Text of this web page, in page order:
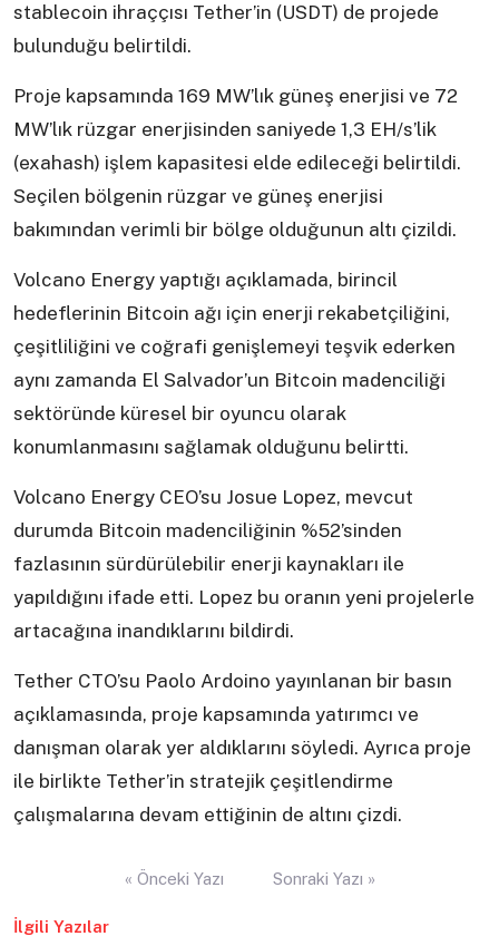
stablecoin ihraççısı Tether’in (USDT) de projede
bulunduğu belirtildi.
Proje kapsamında 169 MW’lık güneş enerjisi ve 72
MW’lık rüzgar enerjisinden saniyede 1,3 EH/s’lik
(exahash) işlem kapasitesi elde edileceği belirtildi.
Seçilen bölgenin rüzgar ve güneş enerjisi
bakımından verimli bir bölge olduğunun altı çizildi.
Volcano Energy yaptığı açıklamada, birincil
hedeflerinin Bitcoin ağı için enerji rekabetçiliğini,
çeşitliliğini ve coğrafi genişlemeyi teşvik ederken
aynı zamanda El Salvador’un Bitcoin madenciliği
sektöründe küresel bir oyuncu olarak
konumlanmasını sağlamak olduğunu belirtti.
Volcano Energy CEO’su Josue Lopez, mevcut
durumda Bitcoin madenciliğinin %52’sinden
fazlasının sürdürülebilir enerji kaynakları ile
yapıldığını ifade etti. Lopez bu oranın yeni projelerle
artacağına inandıklarını bildirdi.
Tether CTO’su Paolo Ardoino yayınlanan bir basın
açıklamasında, proje kapsamında yatırımcı ve
danışman olarak yer aldıklarını söyledi. Ayrıca proje
ile birlikte Tether’in stratejik çeşitlendirme
çalışmalarına devam ettiğinin de altını çizdi.
« Önceki Yazı Sonraki Yazı »
İlgili Yazılar